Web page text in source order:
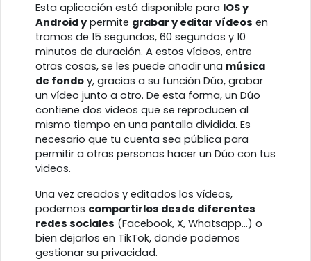
Esta aplicación está disponible para IOS y
Android y permite grabar y editar vídeos en
tramos de 15 segundos, 60 segundos y 10
minutos de duración. A estos vídeos, entre
otras cosas, se les puede añadir una música
de fondo y, gracias a su función Dúo, grabar
un vídeo junto a otro. De esta forma, un Dúo
contiene dos videos que se reproducen al
mismo tiempo en una pantalla dividida. Es
necesario que tu cuenta sea pública para
permitir a otras personas hacer un Dúo con tus
videos.
Una vez creados y editados los vídeos,
podemos compartirlos desde diferentes
redes sociales (Facebook, X, Whatsapp...) o
bien dejarlos en TikTok, donde podemos
gestionar su privacidad.